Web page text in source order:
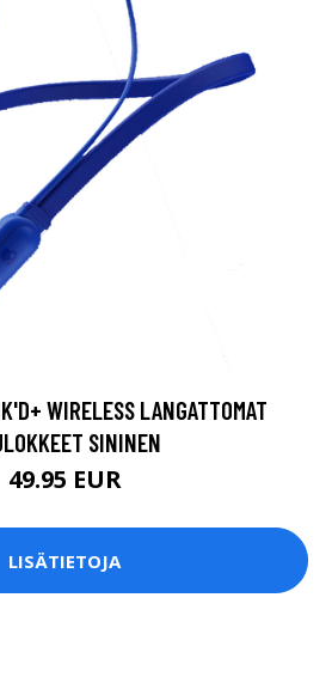
WIRELESS LANGATTOMAT
SININEN
49.95 EUR
LISÄTIETOJA